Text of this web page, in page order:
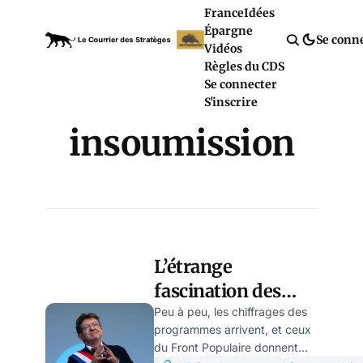
FranceIdées
Épargne
Vidéos
Règles du CDS
Se connecter
S'inscrire
Se
insoumission
L’étrange
fascination des
Insoumis pour la
soumission
Peu à peu, les chiffrages des
programmes arrivent, et ceux
du Front Populaire donnent